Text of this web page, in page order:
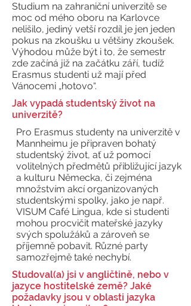
Studium na zahraniční univerzitě se
moc od mého oboru na Karlovce
nelišilo, jediný vetší rozdíl je jen jeden
pokus na zkoušku u většiny zkoušek.
Výhodou může být i to, že semestr
zde začíná již na začátku září, tudíž
Erasmus studenti už mají před
Vánocemi „hotovo“.
Jak vypadá studentský život na
univerzitě?
Pro Erasmus studenty na univerzitě v
Mannheimu je připraven bohatý
studentský život, ať už pomocí
volitelných předmětů přibližující jazyk
a kulturu Německa, či zejména
množstvím akcí organizovaných
studentskými spolky, jako je např.
VISUM Café Lingua, kde si studenti
mohou procvičit mateřské jazyky
svých spolužáků a zároveň se
příjemně pobavit. Různé party
samozřejmě také nechybí.
Studoval(a) jsi v angličtině, nebo v
jazyce hostitelské země? Jaké
požadavky jsou v oblasti jazyka